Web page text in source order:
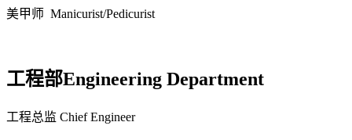
美甲师 Manicurist/Pedicurist
工程部Engineering Department
工程总监 Chief Engineer